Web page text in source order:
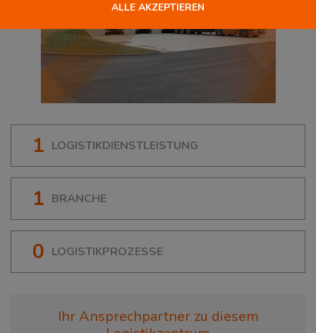
1 LOGISTIKDIENSTLEISTUNG
1 BRANCHE
0 LOGISTIKPROZESSE
Ihr Ansprechpartner zu diesem
ALLE AKZEPTIEREN